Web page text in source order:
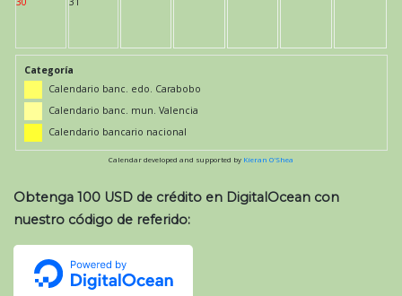
Categoría
Calendario banc. edo. Carabobo
Calendario banc. mun. Valencia
Calendario bancario nacional
Calendar developed and supported by Kieran O'Shea
Obtenga 100 USD de crédito en DigitalOcean con
nuestro código de referido: